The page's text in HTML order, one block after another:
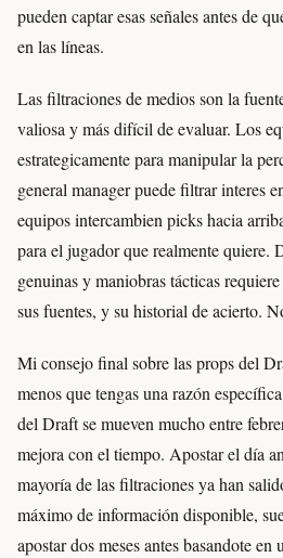
pueden captar esas señales antes de
en las líneas.
Las filtraciones de medios son la
valiosa y más difícil de evaluar. Los
estrategicamente para manipular la
general manager puede filtrar interes
equipos intercambien picks hacia
para el jugador que realmente quiere.
genuinas y maniobras tácticas
sus fuentes, y su historial de acierto.
Mi consejo final sobre las props del
menos que tengas una razón
del Draft se mueven mucho entre
mejora con el tiempo. Apostar el día
mayoría de las filtraciones ya han
máximo de información disponible,
apostar dos meses antes basandote